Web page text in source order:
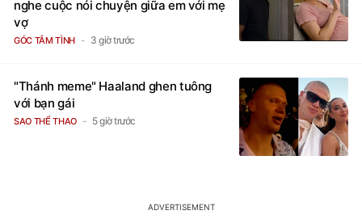
nghe cuộc nói chuyện giữa em với mẹ
vợ
GÓC TÂM TÌNH 3 giờ trước
"Thánh meme" Haaland ghen tuông
với bạn gái
SAO THỂ THAO 5 giờ trước